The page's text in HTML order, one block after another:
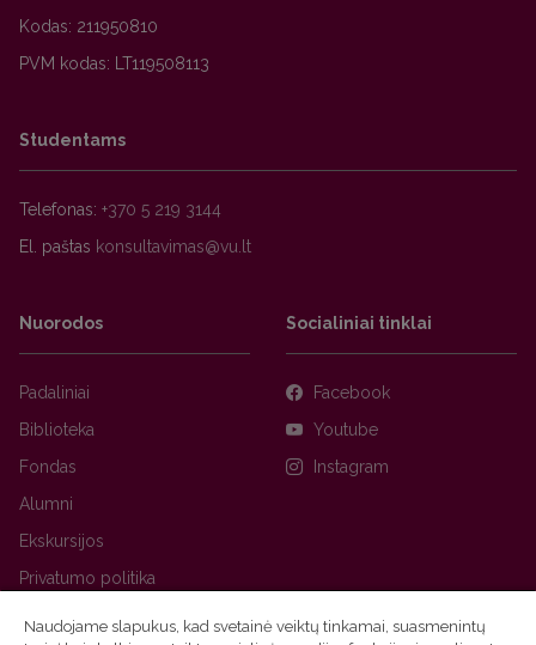
Kodas: 211950810
PVM kodas: LT119508113
Studentams
Telefonas: +370 5 219 3144
El. paštas
Nuorodos
Padaliniai
Biblioteka
Fondas
Alumni
Ekskursijos
Privatumo politika
Socialiniai tinklai
Facebook
Youtube
Instagram
Naudojame slapukus, kad svetainė veiktų tinkamai, suasmenintų